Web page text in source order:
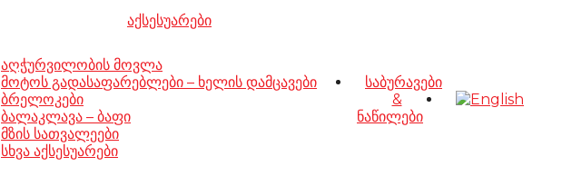
აქსესუარები
აღჭურვილობის მოვლა
მოტოს გადასაფარებლები – ხელის დამცავები
ბრელოკები
ბალაკლავა – ბაფი
მზის სათვალეები
სხვა აქსესუარები
საბურავები
&
ნაწილები